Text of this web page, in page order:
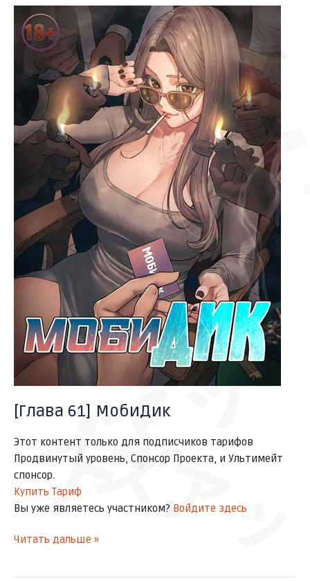
ドキ
ズアッ
ドドドド
サッ
ズアッ
[Глава 61] МобиДик
Этот контент только для подписчиков тарифов
Продвинутый уровень, Спонсор Проекта, и Ультимейт
спонсор.
Купить Тариф
Вы уже являетесь участником? Войдите здесь
[Глава
61]
МобиДик
Читать дальше »